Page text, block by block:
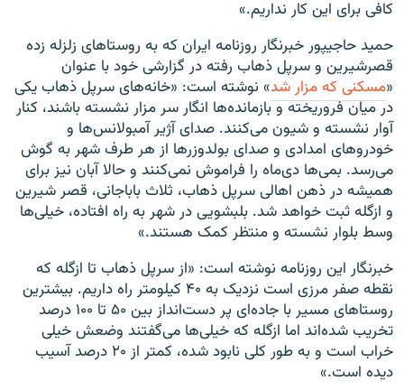
کافی برای این کار نداریم.»
حمید حاجی‎پور خبرنگار روزنامه ایران که به روستاهای زلزله زده
قصرشیرین و سرپل ذهاب رفته در گزارشی خود با عنوان
«مسکنی که مزار شد» نوشته است: «خانه‌های سرپل ذهاب یکی
در میان فروریخته‌ و بازمانده‌ها انگار سر مزار نشسته باشند، کنار
آوار نشسته و شیون می‌کنند. صدای آژیر آمبولانس‌ها و
خودروهای امدادی و صدای بولدوزرها از هر طرف شهر به گوش
می‌رسد. بمی‌ها دی‌ماه را فراموش نمی‌کنند و حالا آبان نیز برای
همیشه در ذهن اهالی سرپل ذهاب، ثلاث باباجانی، قصر شیرین
و ازگله ثبت خواهد شد. بلبشویی در شهر به راه افتاده، خیلی‌ها
وسط بلوار نشسته و منتظر کمک هستند.»
خبرنگار این روزنامه نوشته است: «از سرپل ذهاب تا ازگله که
نقطه صفر مرزی است نزدیک به ۴۰ کیلومتر راه داریم. بیشترین
روستاهای مسیر با جاده‌ای پر دست‌انداز بین ۵۰ تا ۱۰۰ درصد
تخریب شده‌اند اما ازگله که خیلی‌ها می‌گفتند وضعش خیلی
خراب است و به طور کلی نابود شده، کمتر از ۲۰ درصد آسیب
دیده است.»